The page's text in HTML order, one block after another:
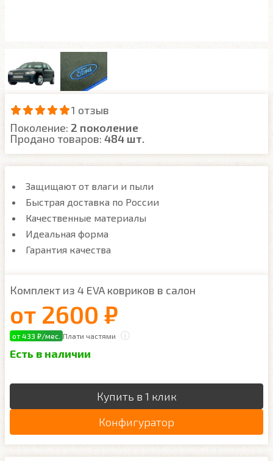
1 отзыв
Поколение: 2 поколение
Продано товаров: 484 шт.
Защищают от влаги и пыли
Быстрая доставка по России
Качественные материалы
Идеальная форма
Гарантия качества
Комплект из 4 EVA ковриков в салон
от 2600 ₽
от 433 ₽/мес. Плати частями
Есть в наличии
Купить в 1 клик
Конфигуратор